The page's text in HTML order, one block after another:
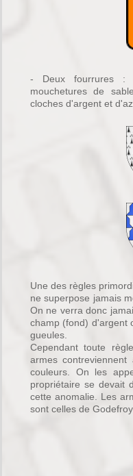
- Deux fourrures :
mouchetures de
cloches d'argent et
Une des règles
ne superpose jamais
On ne verra donc
champ (fond) d'argent
gueules.
Cependant toute
armes
couleurs. On les
propriétaire se devait
cette anomalie. Les
sont celles de